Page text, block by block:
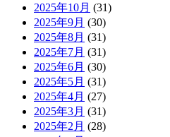
2025年10月 (31)
2025年9月 (30)
2025年8月 (31)
2025年7月 (31)
2025年6月 (30)
2025年5月 (31)
2025年4月 (27)
2025年3月 (31)
2025年2月 (28)